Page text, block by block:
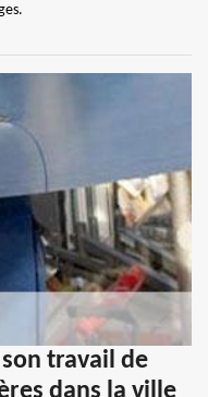
travail de
dans la ville